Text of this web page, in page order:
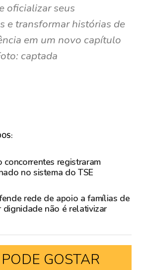
oficializar seus
e transformar histórias de
em um novo capítulo
captada
concorrentes registraram
no sistema do TSE
rede de apoio a famílias de
dignidade não é relativizar
GOSTAR